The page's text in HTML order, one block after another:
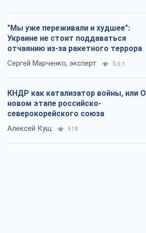
"Мы уже переживали и худшее":
Украине не стоит поддаваться
отчаянию из-за ракетного террора
Сергей Марченко, эксперт 5,6 т.
КНДР как катализатор войны, или О
новом этапе российско-
северокорейского союза
Алексей Кущ 618